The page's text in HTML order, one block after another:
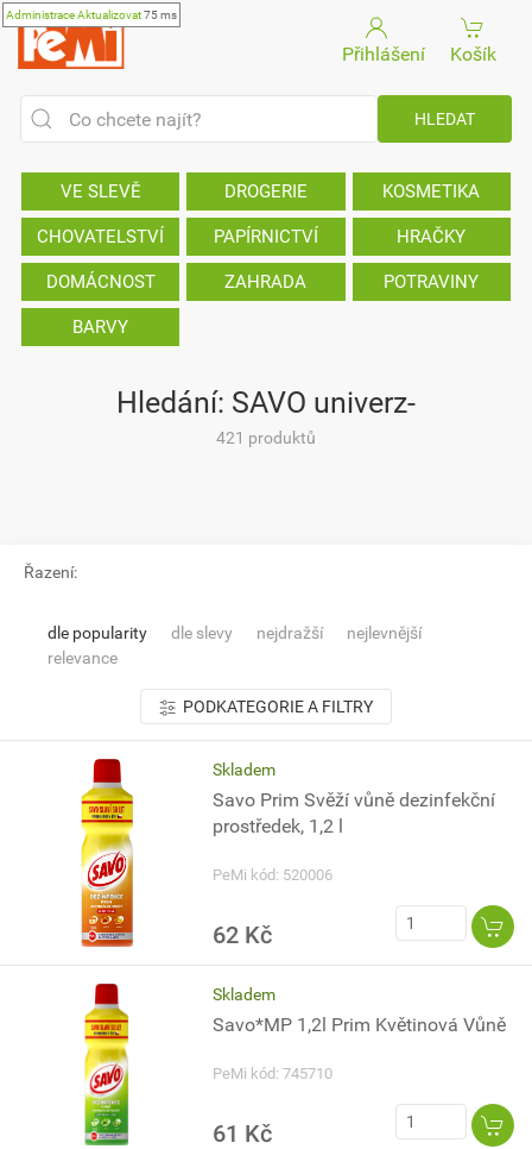
AdministraceAktualizovat75 ms
Přihlášení Košík
VE SLEVĚ DROGERIE KOSMETIKA
CHOVATELSTVÍ PAPÍRNICTVÍ HRAČKY
DOMÁCNOST ZAHRADA POTRAVINY
BARVY
Hledání: SAVO univerz-
421 produktů
Řazení:
dle popularity dle slevy nejdražší
nejlevnější
relevance
PODKATEGORIE A FILTRY
Skladem
Savo Prim Svěží vůně dezinfekční
prostředek, 1,2 l
PeMi kód: 520006
62 Kč
Skladem
Savo*MP 1,2l Prim Květinová Vůně
PeMi kód: 745710
61 Kč